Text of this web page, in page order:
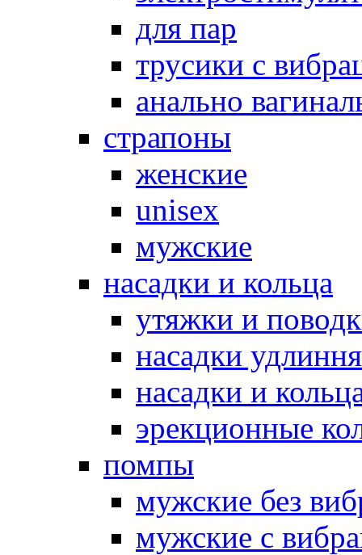
для пар
трусики с
анально
страпоны
женские
unisex
мужские
насадки и кольца
утяжки и
насадки
насадки и
эрекционные
помпы
мужские без
мужские с